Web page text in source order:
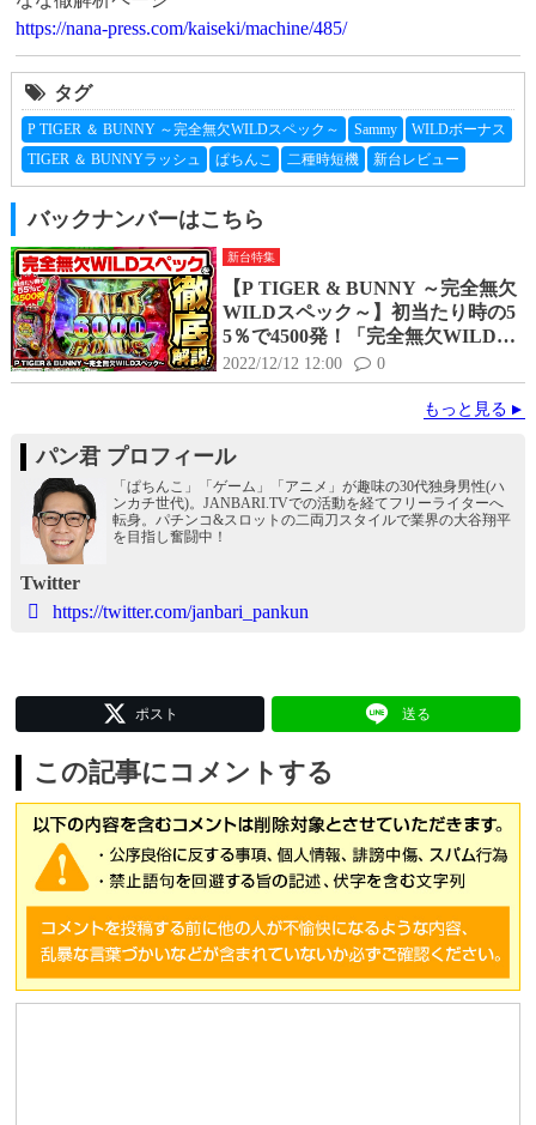
https://nana-press.com/kaiseki/machine/485/
タグ
P TIGER ＆ BUNNY ～完全無欠WILDスペック～ Sammy
WILDボーナス
TIGER ＆ BUNNYラッシュ
ぱちんこ 二種時短機 新台レビュー
バックナンバーはこちら
新台特集
【P TIGER & BUNNY ～完全無欠
WILDスペック～】初当たり時の5
5％で4500発！「完全無欠WILDス
ペック」を徹底解説！
2022/12/12 12:00 0
もっと見る
パン君 プロフィール
「ぱちんこ」「ゲーム」「アニメ」が趣味の30代独身男性(ハ
ンカチ世代)。JANBARI.TVでの活動を経てフリーライターへ
転身。パチンコ&スロットの二両刀スタイルで業界の大谷翔平
を目指し奮闘中！
Twitter
https://twitter.com/janbari_pankun
ポスト 送る
この記事にコメントする